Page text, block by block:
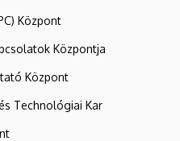
Központ
Központja
Központ
Technológiai Kar